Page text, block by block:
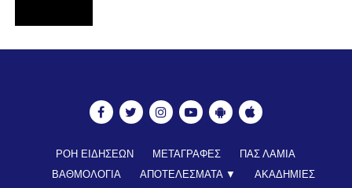
ΡΟΗ ΕΙΔΗΣΕΩΝ ΜΕΤΑΓΡΑΦΕΣ
ΠΑΣ ΛΑΜΙΑ
ΒΑΘΜΟΛΟΓΙΑ
ΑΠΟΤΕΛΕΣΜΑΤΑ ▼
ΑΚΑΔΗΜΙΕΣ